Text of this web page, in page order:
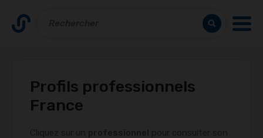
Profils professionnels
France